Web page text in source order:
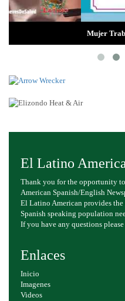
Mujer Trabajadora Tulsa, OK
El Latino
Thank you for the opportunity
American Spanish/English
El Latino American provides
Spanish speaking population
If you have any questions
Enlaces
Inicio
Imagenes
Videos